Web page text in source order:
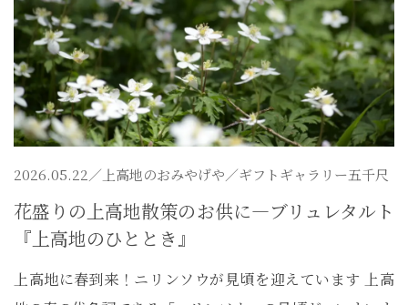
2026.05.22／ 上高地のおみやげや／ギフトギャラリー五千尺
花盛りの上高地散策のお供に―ブリュレタルト
『上高地のひととき』
上高地に春到来！ニリンソウが見頃を迎えています 上高